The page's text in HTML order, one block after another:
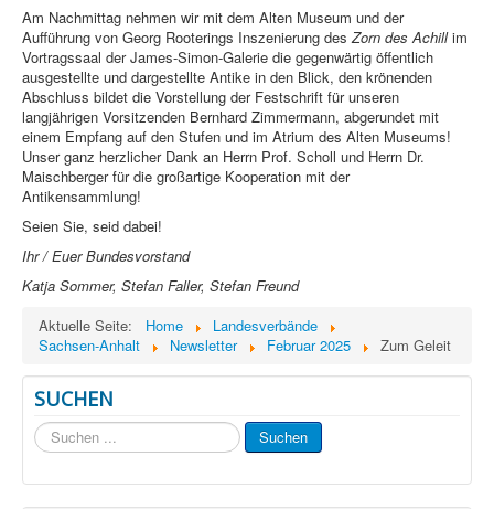
Am Nachmittag nehmen wir mit dem Alten Museum und der
Aufführung von Georg Rooterings Inszenierung desZorn des Achillim
Vortragssaal der James-Simon-Galerie die gegenwärtig öffentlich
ausgestellte und dargestellte Antike in den Blick, den krönenden
Abschluss bildet die Vorstellung der Festschrift für unseren
langjährigen Vorsitzenden Bernhard Zimmermann, abgerundet mit
einem Empfang auf den Stufen und im Atrium des Alten Museums!
Unser ganz herzlicher Dank an Herrn Prof. Scholl und Herrn Dr.
Maischberger für die großartige Kooperation mit der
Antikensammlung!
Seien Sie, seid dabei!
Ihr / Euer Bundesvorstand
Katja Sommer, Stefan Faller, Stefan Freund
Aktuelle Seite:
Home
Landesverbände
Sachsen-Anhalt
Newsletter Februar 2025 Zum Geleit
SUCHEN
Suchen
...
Suchen